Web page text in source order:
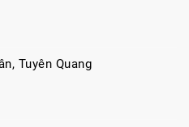
Tuyên Quang